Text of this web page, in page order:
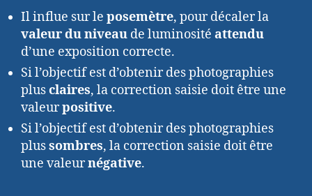
Il influe sur le posemètre, pour décaler la
valeur du niveau de luminosité attendu
d’une exposition correcte.
Si l’objectif est d’obtenir des photographies
plusclaires, la correction saisie doit être une
valeurpositive.
Si l’objectif est d’obtenir des photographies
plussombres, la correction saisie doit être
une valeurnégative.